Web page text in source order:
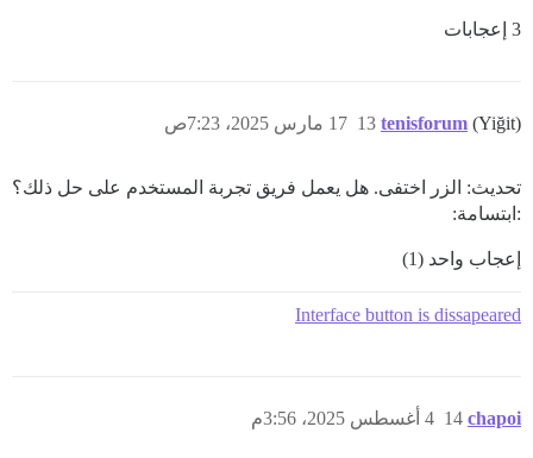
3 إعجابات
tenisforum (Yiğit) 17 مارس 2025، 7:23ص 13
تحديث: الزر اختفى. هل يعمل فريق تجربة المستخدم على حل ذلك؟
:ابتسامة:
إعجاب واحد (1)
Interface button is dissapeared
chapoi 4 أغسطس 2025، 3:56م 14